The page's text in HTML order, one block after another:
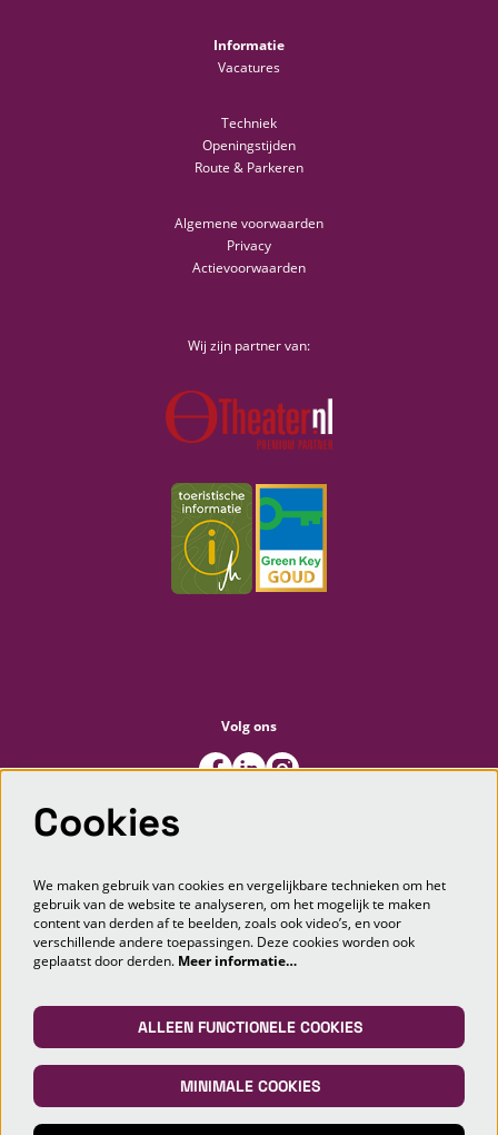
Informatie
Vacatures
Techniek
Openingstijden
Route & Parkeren
Algemene voorwaarden
Privacy
Actievoorwaarden
Wij zijn partner van:
Volg ons
Meld je aan voor de nieuwsbrief
AANMELDEN
Deze site wordt beschermd door reCAPTCHA, dataverwerking gebeurt in overeenstemming met deCloud Data Processing
Cookies
We maken gebruik van cookies en vergelijkbare technieken om het
gebruik van de website te analyseren, om het mogelijk te maken
content van derden af te beelden, zoals ook video’s, en voor
verschillende andere toepassingen. Deze cookies worden ook
geplaatst door derden. Meer informatie…
ALLEEN FUNCTIONELE COOKIES
MINIMALE COOKIES